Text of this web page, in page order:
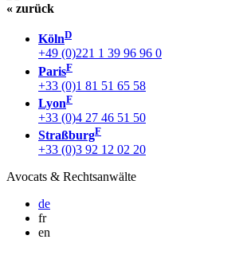
« zurück
KölnD
+49 (0)221 1 39 96 96 0
ParisF
+33 (0)1 81 51 65 58
LyonF
+33 (0)4 27 46 51 50
StraßburgF
+33 (0)3 92 12 02 20
Avocats & Rechtsanwälte
de
fr
en